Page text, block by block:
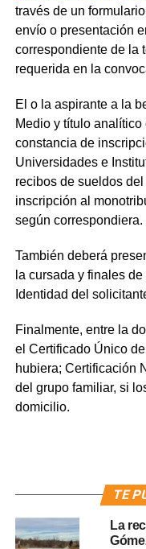
través de un
envío o presentación
correspondiente de la
requerida en la
El o la aspirante a la
Medio y título
constancia de
Universidades e
recibos de sueldos
inscripción al
según correspondiera.
También deberá
la cursada y finales
Identidad del
Finalmente, entre la
el Certificado Único
hubiera; Certificación
del grupo familiar, si
domicilio.
TE
La